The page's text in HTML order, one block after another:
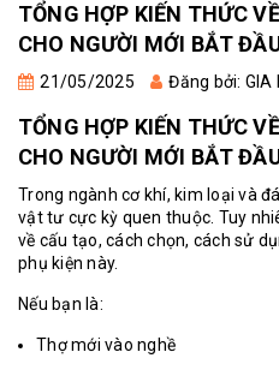
TỔNG HỢP KIẾN THỨC
CHO NGƯỜI MỚI BẮT
21/05/2025 Đăng bởi: GIA
TỔNG HỢP KIẾN THỨC
CHO NGƯỜI MỚI BẮT
Trong ngành cơ khí, kim loại và
vật tư cực kỳ quen thuộc. Tuy
về cấu tạo, cách chọn, cách sử
phụ kiện này.
Nếu bạn là:
Thợ mới vào nghề